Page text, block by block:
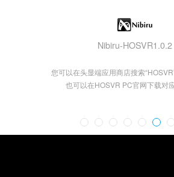
NOLO_HOSVR_1.0.3
您可以在头显端应用商店搜索
也可以在HOSVR PC官网下载对
PICO-HOSVR1.0
您可以在头显端应用商店搜索
也可以在HOSVR PC官网下载对
HTC-HOSVR1.0
您可以在头显端应用商店搜索
也可以在HOSVR PC官网下载对
HTC-Focus-HOSVR1.0
您可以在头显端应用商店搜索
也可以在HOSVR PC官网下载对
SWT-HOSVR1.0
您可以在头显端应用商店搜索
也可以在HOSVR PC官网下载对
3Glasses-HOSVR1.0
您可以在头显端应用商店搜索
也可以在HOSVR PC官网下载对
Nibiru-HOSVR1.0.2
您可以在头显端应用商店搜索
也可以在HOSVR PC官网下载对